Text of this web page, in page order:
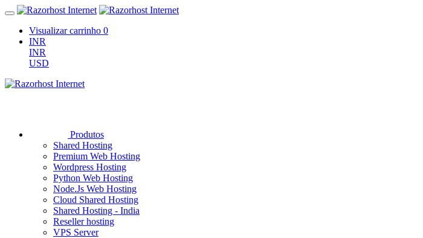
Visualizar carrinho 0
INR
INR
USD
Produtos
Shared Hosting
Premium Web Hosting
Wordpress Hosting
Python Web Hosting
Node.Js Web Hosting
Cloud Shared Hosting
Shared Hosting - India
Reseller hosting
VPS Server